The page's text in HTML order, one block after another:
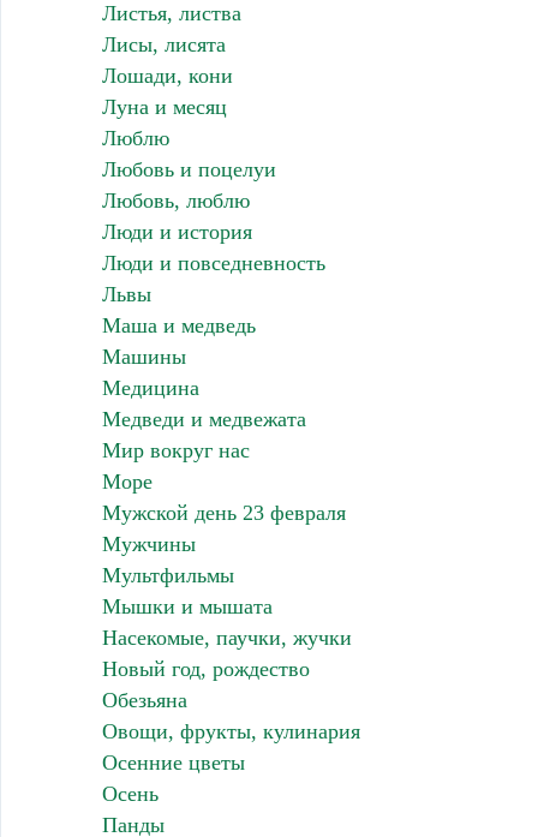
Листья, листва
Лисы, лисята
Лошади, кони
Луна и месяц
Люблю
Любовь и поцелуи
Любовь, люблю
Люди и история
Люди и повседневность
Львы
Маша и медведь
Машины
Медицина
Медведи и медвежата
Мир вокруг нас
Море
Мужской день 23 февраля
Мужчины
Мультфильмы
Мышки и мышата
Насекомые, паучки, жучки
Новый год, рождество
Обезьяна
Овощи, фрукты, кулинария
Осенние цветы
Осень
Панды